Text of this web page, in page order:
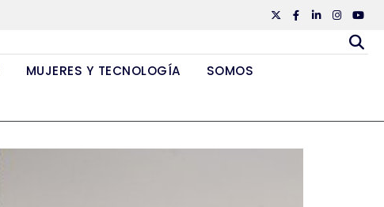
TwiiterFacebook
Linkedin
MUJERES Y TECNOLOGÍA
SOMOS